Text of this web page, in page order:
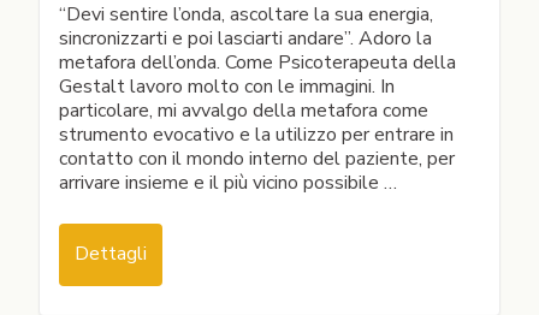
“Devi sentire l’onda, ascoltare la sua energia,
sincronizzarti e poi lasciarti andare”. Adoro la
metafora dell’onda. Come Psicoterapeuta della
Gestalt lavoro molto con le immagini. In
particolare, mi avvalgo della metafora come
strumento evocativo e la utilizzo per entrare in
contatto con il mondo interno del paziente, per
arrivare insieme e il più vicino possibile …
Dettagli